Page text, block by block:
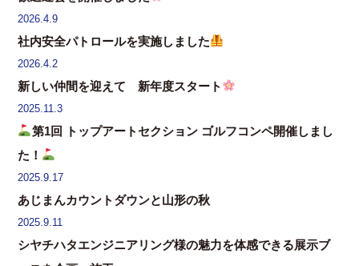
2026.4.9
社内安全パトロールを実施しました
2026.4.2
新しい仲間を迎えて 新年度スタート
2025.11.3
第1回 トップアートセクション ゴルフコンペ開催しまし
た！
2025.9.17
あじまんカウントダウンと山形の秋
2025.9.11
シヤチハタエンジニアリング様の魅力を体感できる展示ブ